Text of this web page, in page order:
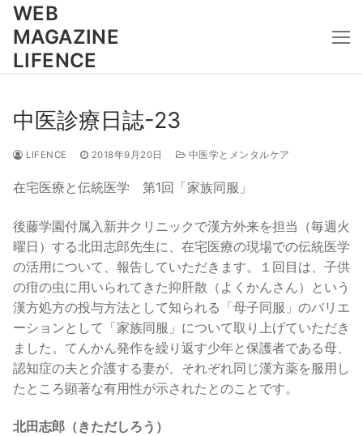
WEB
MAGAZINE
LIFENCE
中医診療日誌-23
LIFENCE 2018年9月20日 中医学とメンタルケア
在宅医療と伝統医学 第1回「家族同服」
後藤学園付属入新井クリニックで漢方外来を担当（毎週火
曜日）する北田志郎先生に、在宅医療の現場での伝統医学
の活用について、報告していただきます。１回目は、子供
の疳の虫に用いられてきた抑肝散（よくかんさん）という
漢方処方の投与方法として知られる「母子同服」のバリエ
ーションとして「家族同服」について取り上げていただき
ました。てんかん発作を繰り返す少年と保護者である母、
認知症の夫と介護する妻が、それぞれ同じ漢方薬を服用し
たところ顕著な有用性が示されたとのことです。
北田志郎（きただしろう）